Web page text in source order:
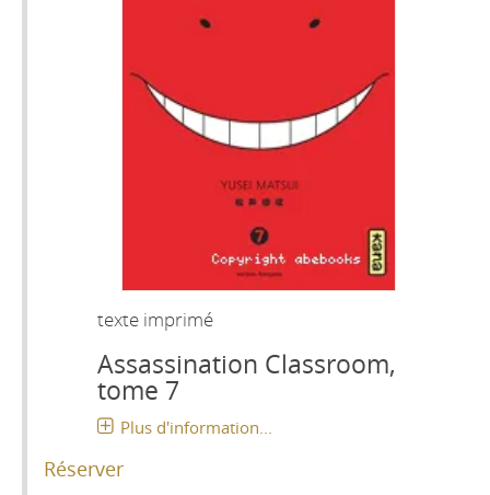
texte imprimé
Assassination Classroom,
tome 7
Plus d'information...
Réserver